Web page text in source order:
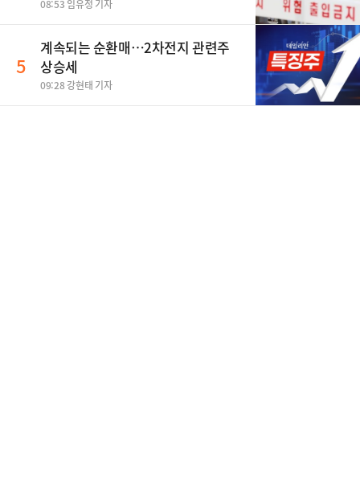
08:53 임유정 기자
5
계속되는 순환매…2차전지 관련주
상승세
09:28 강현태 기자